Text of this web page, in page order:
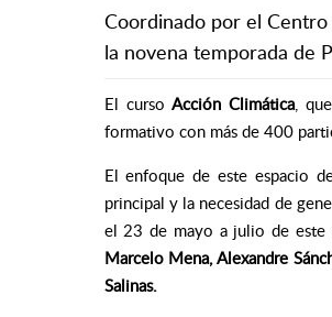
Coordinado por el
la novena temporada de
El curso Acción Climática,
formativo con más de 400
El enfoque de este espacio
principal y la necesidad de
el 23 de mayo a julio de este
Marcelo Mena, Alexandre
Salinas.